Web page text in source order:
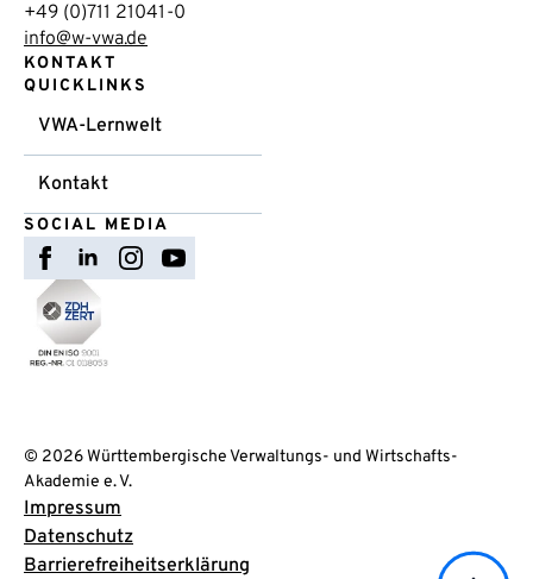
+49 (0)711 21041-0
info@w-vwa.de
KONTAKT
QUICKLINKS
VWA-Lernwelt
Kontakt
SOCIAL MEDIA
© 2026 Württembergische Verwaltungs- und Wirtschafts-
Akademie e. V.
Impressum
Datenschutz
Barrierefreiheitserklärung